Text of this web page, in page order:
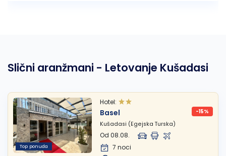
Slični aranžmani - Letovanje Kušadasi
Top ponuda
Hotel:
Basel -15%
Kušadasi (Egejska Turska)
Od 08.08.
7 noci